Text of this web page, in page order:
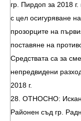
гр. Пирдоп за 2018
с цел осигуряване
прозорците на
поставяне на
Средствата са за
непредвидени
2018 г.
28. ОТНОСНО:
Районен съд гр.